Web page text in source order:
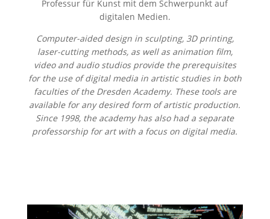
Professur für Kunst mit dem Schwerpunkt auf
digitalen Medien.
Computer-aided design in sculpting, 3D printing,
laser-cutting methods, as well as animation film,
video and audio studios provide the prerequisites
for the use of digital media in artistic studies in both
faculties of the Dresden Academy. These tools are
available for any desired form of artistic production.
Since 1998, the academy has also had a separate
professorship for art with a focus on digital media.